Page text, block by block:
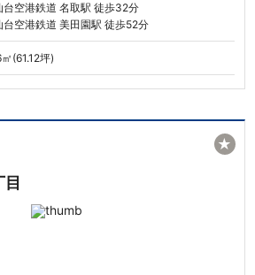
台空港鉄道 名取駅 徒歩32分
台空港鉄道 美田園駅 徒歩52分
(61.12坪)
★